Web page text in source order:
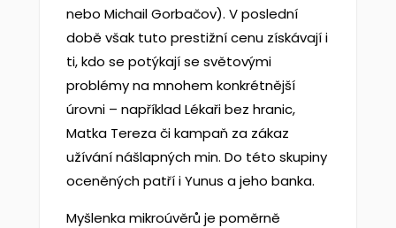
nebo Michail Gorbačov). V poslední
době však tuto prestižní cenu získávají i
ti, kdo se potýkají se světovými
problémy na mnohem konkrétnější
úrovni – například Lékaři bez hranic,
Matka Tereza či kampaň za zákaz
užívání nášlapných min. Do této skupiny
oceněných patří i Yunus a jeho banka.
Myšlenka mikroúvěrů je poměrně